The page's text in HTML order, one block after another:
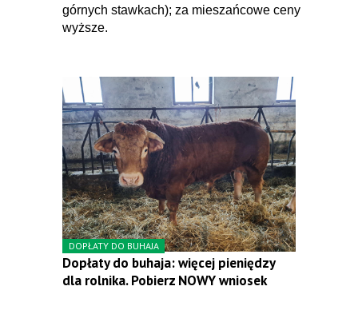
górnych stawkach); za mieszańcowe ceny
wyższe.
DOPŁATY DO BUHAJA
Dopłaty do buhaja: więcej pieniędzy
dla rolnika. Pobierz NOWY wniosek